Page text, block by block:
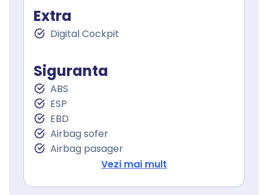
Senzor ploaie
Geamuri spate electrice
Oglinzi exterioare rabatabile electric
Avertizare unghi mort
Asistent schimbare banda
Controlul distantei
Asistenta la franare
Controlul tractiunii
Lumini de zi
Lumini de zi LED
Stopuri LED
Sistem Start Stop
Senzori presiune roti
Frana parcare electrica
Extra
Digital Cockpit
Siguranta
ABS
ESP
EBD
Airbag sofer
Airbag pasager
Isofix (puncte de prindere a scaunului
Vezi mai mult